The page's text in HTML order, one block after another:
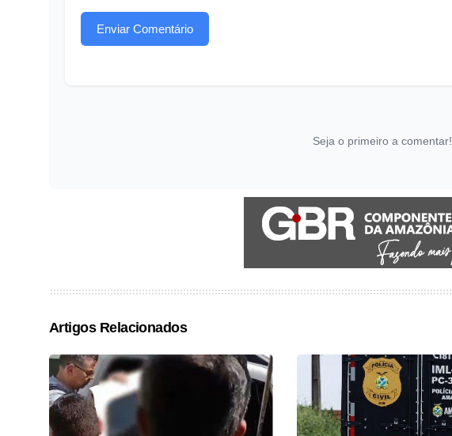
Enviar Comentário
Seja o primeiro a comentar!
Artigos Relacionados